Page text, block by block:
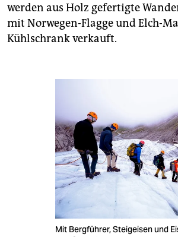
werden aus Holz gefertigte
mit Norwegen-Flagge und Elch-
Kühlschrank verkauft.
Mit Bergführer, Steigeisen und